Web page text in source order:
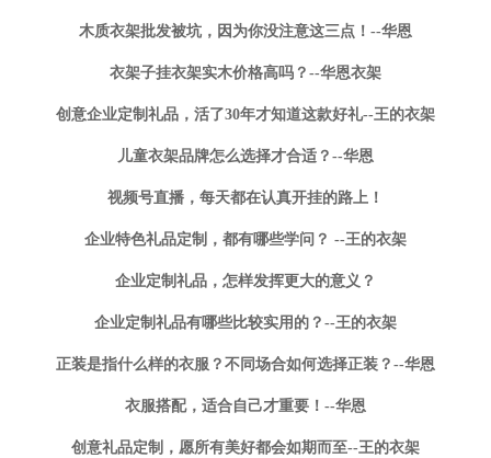
木质衣架批发被坑，因为你没注意这三点！--华恩
衣架子挂衣架实木价格高吗？--华恩衣架
创意企业定制礼品，活了30年才知道这款好礼--王的衣架
儿童衣架品牌怎么选择才合适？--华恩
视频号直播，每天都在认真开挂的路上！
企业特色礼品定制，都有哪些学问？ --王的衣架
企业定制礼品，怎样发挥更大的意义？
企业定制礼品有哪些比较实用的？--王的衣架
正装是指什么样的衣服？不同场合如何选择正装？--华恩
衣服搭配，适合自己才重要！--华恩
创意礼品定制，愿所有美好都会如期而至--王的衣架